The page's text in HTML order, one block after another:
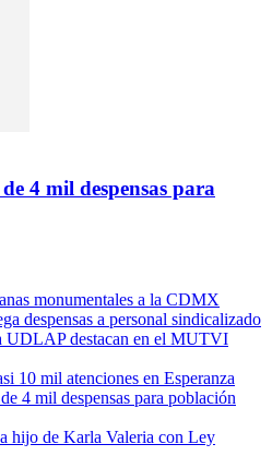
4 mil despensas para
monumentales a la CDMX
despensas a personal sindicalizado
UDLAP destacan en el MUTVI
10 mil atenciones en Esperanza
4 mil despensas para población
hijo de Karla Valeria con Ley